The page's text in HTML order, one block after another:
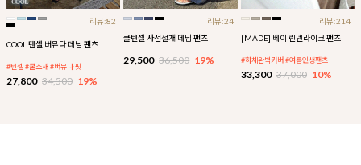
리뷰:82
COOL 텐셀 버뮤다 데님 팬츠
#텐셀 #쿨소재 #버뮤다 핏
27,800 34,500 19%
리뷰:24
쿨텐셀 사선절개 데님 팬츠
29,500 36,500 19%
리뷰:214
[MADE] 베이 린넨라이크 팬츠
#하체완벽커버 #여름인생팬츠
33,300 37,000 10%